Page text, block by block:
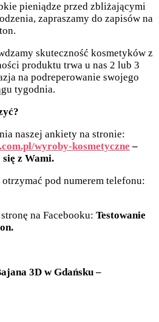
pieniądze przed zbliżającymi
zapraszamy do zapisów na
skuteczność kosmetyków z
produktu trwa u nas 2 lub 3
na podreperowanie swojego
tygodnia.
naszej ankiety na stronie:
wyroby-kosmetyczne –
z Wami.
pod numerem telefonu:
na Facebooku: Testowanie
3D w Gdańsku –